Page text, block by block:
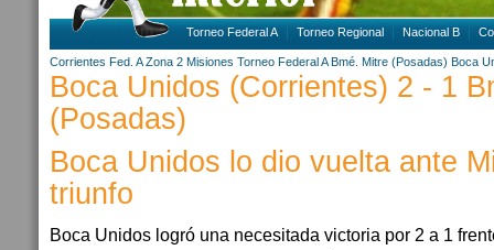
Torneo Federal A Torneo Regional Nacional B
Corrientes Fed. A Zona 2 Misiones Torneo Federal A Bmé. Mitre (Posadas) Boca
Boca Unidos (Corrientes) 2 - 1
(Posadas)
Boca Unidos lo dio vuelta ante
triunfo
Boca Unidos logró una necesitada victoria por 2 a 1